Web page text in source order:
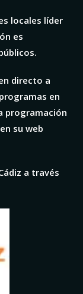
locales líder
es
directo a
en
programación
su web
a través